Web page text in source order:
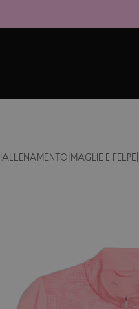
ALLENAMENTO MAGLIE E FELPE